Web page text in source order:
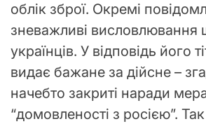
облік зброї. Окремі
зневажливі висловлювання
українців. У відповідь його
видає бажане за дійсне –
начебто закриті наради
“домовленості з росією”.